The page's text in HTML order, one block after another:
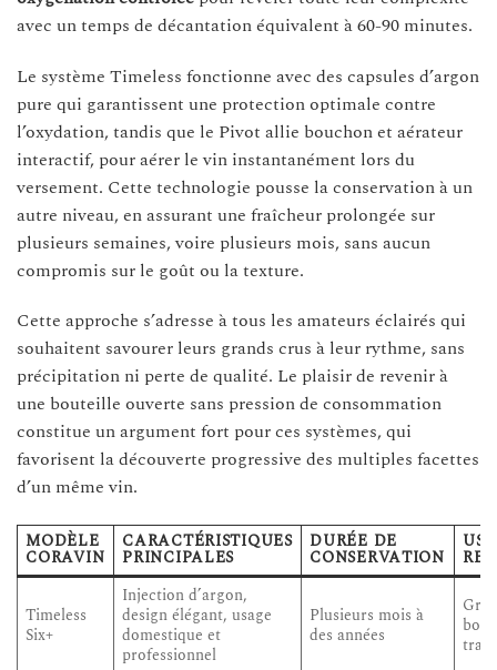
avec un temps de décantation équivalent à 60-90 minutes.
Le système Timeless fonctionne avec des capsules d’argon
pure qui garantissent une protection optimale contre
l’oxydation, tandis que le Pivot allie bouchon et aérateur
interactif, pour aérer le vin instantanément lors du
versement. Cette technologie pousse la conservation à un
autre niveau, en assurant une fraîcheur prolongée sur
plusieurs semaines, voire plusieurs mois, sans aucun
compromis sur le goût ou la texture.
Cette approche s’adresse à tous les amateurs éclairés qui
souhaitent savourer leurs grands crus à leur rythme, sans
précipitation ni perte de qualité. Le plaisir de revenir à
une bouteille ouverte sans pression de consommation
constitue un argument fort pour ces systèmes, qui
favorisent la découverte progressive des multiples facettes
d’un même vin.
MODÈLE
CORAVIN
CARACTÉRISTIQUES
PRINCIPALES
DURÉE DE
CONSERVATION
Timeless
Six+
Injection d’argon,
design élégant, usage
domestique et
professionnel
Plusieurs mois à
des années